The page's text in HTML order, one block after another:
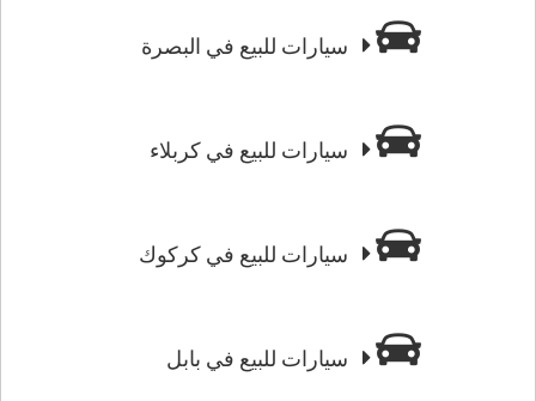
سيارات للبيع في البصرة
سيارات للبيع في كربلاء
سيارات للبيع في كركوك
سيارات للبيع في بابل